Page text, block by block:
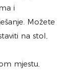
i
Možete
na stol,
mjestu,